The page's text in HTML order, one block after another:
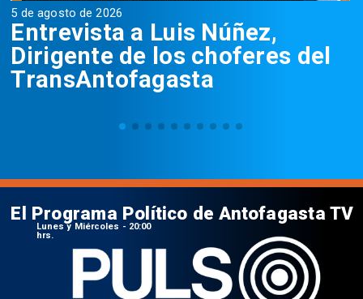
5 de agosto de 2026
Entrevista a Luis Núñez,
Dirigente de los choferes del
TransAntofagasta
El Programa Político de Antofagasta TV
Lunes y Miércoles - 20:00
hrs.